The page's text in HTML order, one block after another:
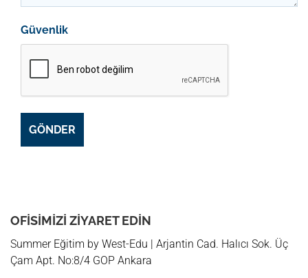
Güvenlik
GÖNDER
OFISIMIZI ZIYARET EDIN
Summer Eğitim by West-Edu | Arjantin Cad. Halıcı Sok. Üç
Çam Apt. No:8/4 GOP Ankara